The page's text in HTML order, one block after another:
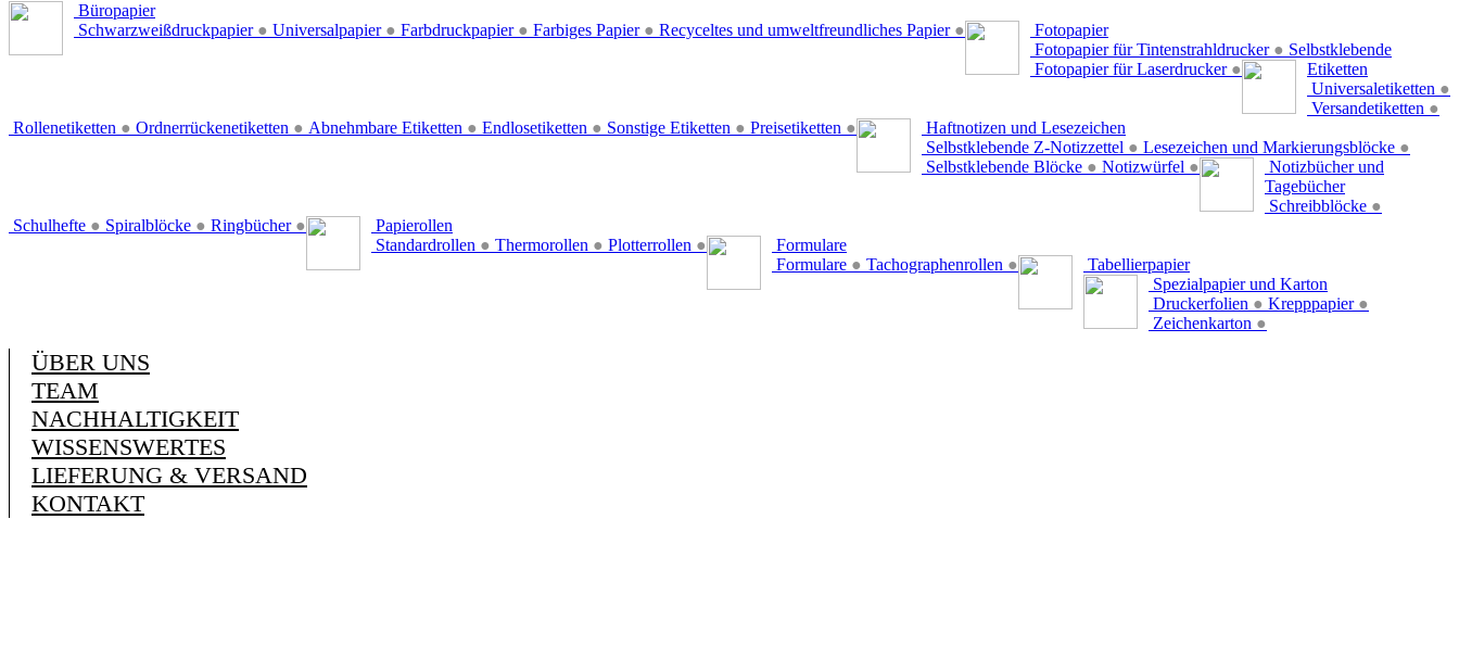
Büropapier
Schwarzweißdruckpapier ● Universalpapier ● Farbdruckpapier ● Farbiges Papier ● Recyceltes und umweltfreundliches Papier ●
Fotopapier
Fotopapier für Tintenstrahldrucker ●
Fotopapier für Laserdrucker ●
Selbstklebende
Etiketten
Universaletiketten ●
Versandetiketten ●
Rollenetiketten ● Ordnerrückenetiketten ● Abnehmbare Etiketten ● Endlosetiketten ● Sonstige Etiketten ● Preisetiketten ●
Haftnotizen und Lesezeichen
Selbstklebende Z-Notizzettel ● Lesezeichen und Markierungsblöcke ●
Selbstklebende Blöcke ● Notizwürfel ●
Notizbücher und
Tagebücher
Schreibblöcke ●
Schulhefte ● Spiralblöcke ● Ringbücher ●
Papierollen
Standardrollen ● Thermorollen ● Plotterrollen ●
Formulare
Formulare ● Tachographenrollen ●
Tabellierpapier
Spezialpapier und Karton
Druckerfolien ● Krepppapier ●
Zeichenkarton ●
ÜBER UNS
TEAM
NACHHALTIGKEIT
WISSENSWERTES
LIEFERUNG & VERSAND
KONTAKT